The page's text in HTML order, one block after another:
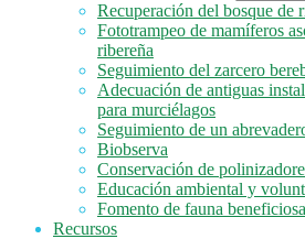
Recuperación del bosque de
Fototrampeo de mamíferos
ribereña
Seguimiento del zarcero
Adecuación de antiguas
para murciélagos
Seguimiento de un
Biobserva
Conservación de
Educación ambiental y
Fomento de fauna
Recursos